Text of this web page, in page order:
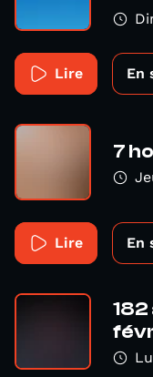
Lire En
7
Lire En
182